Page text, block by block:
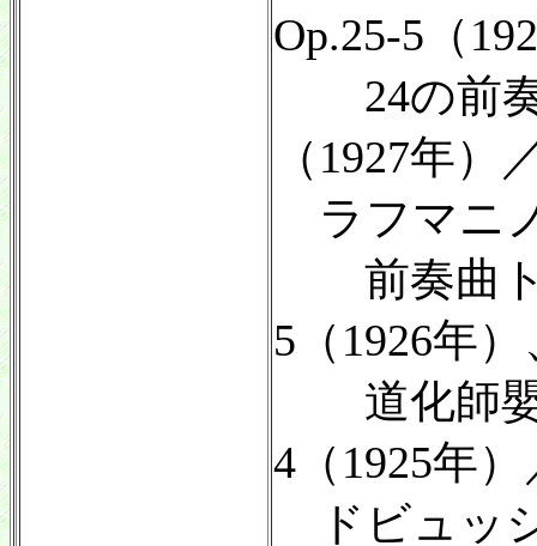
Op.25-5（
24の前奏
（1927年）
ラフマニ
前奏曲ト
5（1926年）
道化師嬰
4（1925年）
ドビュッ